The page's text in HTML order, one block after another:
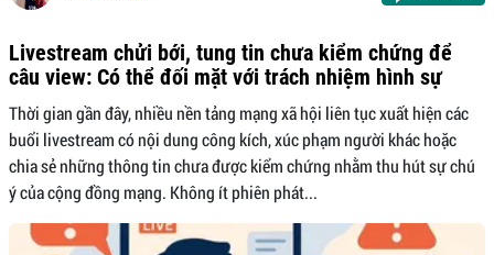
Livestream chửi bới, tung tin chưa kiểm chứng để
câu view: Có thể đối mặt với trách nhiệm hình sự
Thời gian gần đây, nhiều nền tảng mạng xã hội liên tục xuất hiện các
buổi livestream có nội dung công kích, xúc phạm người khác hoặc
chia sẻ những thông tin chưa được kiểm chứng nhằm thu hút sự chú
ý của cộng đồng mạng. Không ít phiên phát...